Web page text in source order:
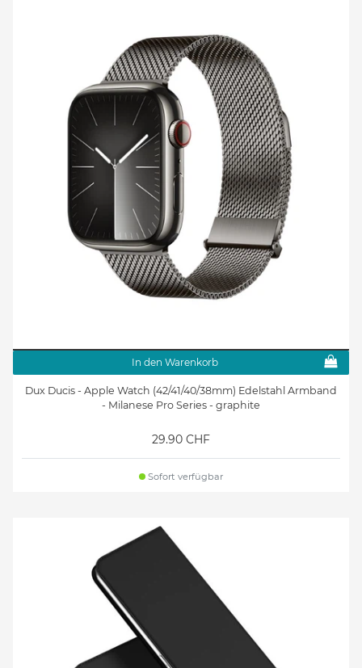
In den Warenkorb
Dux Ducis - Apple Watch (42/41/40/38mm) Edelstahl Armband
- Milanese Pro Series - graphite
29.90 CHF
Sofort verfügbar